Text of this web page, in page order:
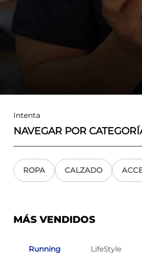
Intenta
NAVEGAR POR
ROPA CALZADO
MÁS VENDIDOS
Running LifeStyle